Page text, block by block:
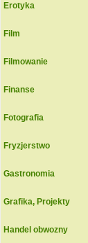
Erotyka
Film
Filmowanie
Finanse
Fotografia
Fryzjerstwo
Gastronomia
Grafika, Projekty
Handel obwozny